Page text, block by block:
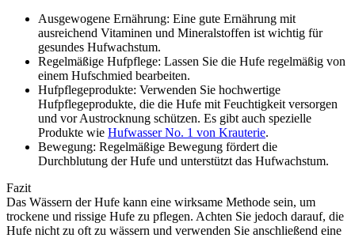
Ausgewogene Ernährung: Eine gute Ernährung mit
ausreichend Vitaminen und Mineralstoffen ist wichtig für
gesundes Hufwachstum.
Regelmäßige Hufpflege: Lassen Sie die Hufe regelmäßig von
einem Hufschmied bearbeiten.
Hufpflegeprodukte: Verwenden Sie hochwertige
Hufpflegeprodukte, die die Hufe mit Feuchtigkeit versorgen
und vor Austrocknung schützen. Es gibt auch spezielle
Produkte wie Hufwasser No. 1 von Krauterie.
Bewegung: Regelmäßige Bewegung fördert die
Durchblutung der Hufe und unterstützt das Hufwachstum.
Fazit
Das Wässern der Hufe kann eine wirksame Methode sein, um
trockene und rissige Hufe zu pflegen. Achten Sie jedoch darauf, die
Hufe nicht zu oft zu wässern und verwenden Sie anschließend eine